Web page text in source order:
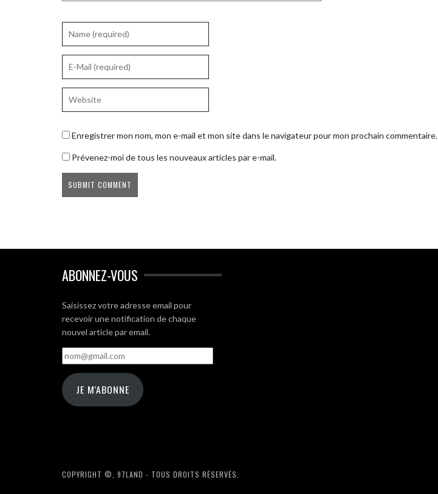
Enregistrer mon nom, mon e-mail et mon site dans le navigateur pour mon prochain commentaire.
Prévenez-moi de tous les nouveaux articles par e-mail.
ABONNEZ-VOUS
Saisissez votre adresse email pour
recevoir une notification de chaque
nouvel article par email.
nom@gmail.com
JE M'ABONNE
COPYRIGHT ©, 97LAND - TOUS DROITS RÉSERVÉS.